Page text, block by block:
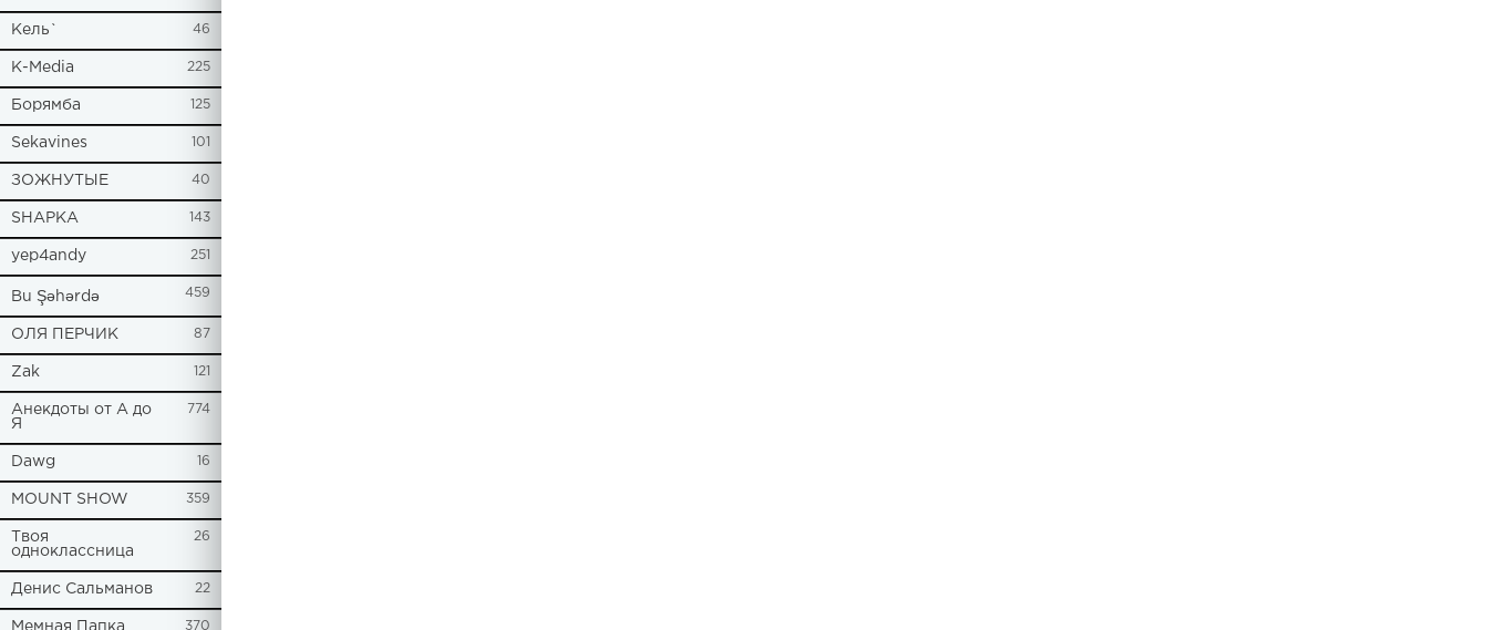
Кель` 46
К-Media 225
Борямба 125
Sekavines 101
ЗОЖНУТЫЕ 40
SHAPKA 143
yep4andy 251
Bu Şəhərdə 459
ОЛЯ ПЕРЧИК 87
Zak 121
Анекдоты от А до
Я
774
Dawg 16
MOUNT SHOW 359
Твоя
одноклассница
26
Денис Сальманов 22
Мемная Папка 370